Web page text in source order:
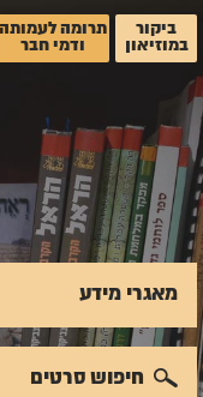
ביקור
במוזיאון
תרומה לעמותה
ודמי חבר
מאגרי מידע
חיפוש סרטים